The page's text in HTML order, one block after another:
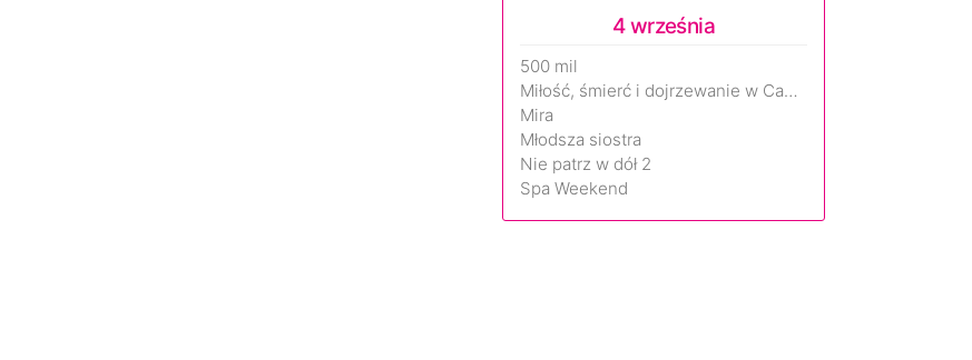
4 września
500 mil
Miłość, śmierć i dojrzewanie w Camp Miasma
Mira
Młodsza siostra
Nie patrz w dół 2
Spa Weekend